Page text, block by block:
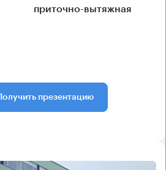
приточно-вытяжная
Получить презентацию